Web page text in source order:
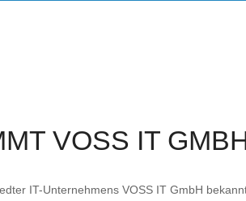
VOSS IT
IT-Unternehmens VOSS IT GmbH